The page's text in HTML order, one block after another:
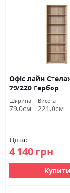
Офіс лайн
79/220 Гербор
Ширина
79.0см
Висота
221.0см
Ціна:
4 140 грн
Купити